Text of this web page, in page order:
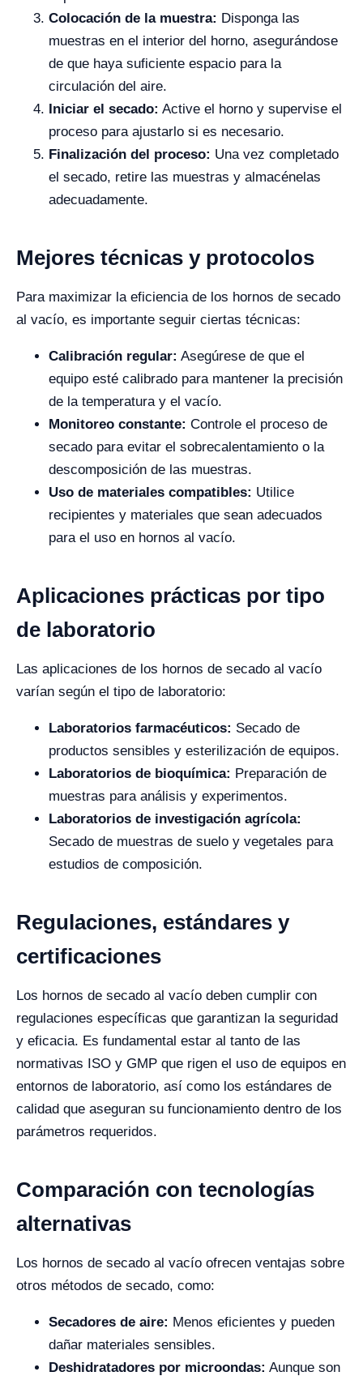
Colocación de la muestra: Disponga las
muestras en el interior del horno, asegurándose
de que haya suficiente espacio para la
circulación del aire.
Iniciar el secado: Active el horno y supervise el
proceso para ajustarlo si es necesario.
Finalización del proceso: Una vez completado
el secado, retire las muestras y almacénelas
adecuadamente.
Mejores técnicas y protocolos
Para maximizar la eficiencia de los hornos de secado
al vacío, es importante seguir ciertas técnicas:
Calibración regular: Asegúrese de que el
equipo esté calibrado para mantener la precisión
de la temperatura y el vacío.
Monitoreo constante: Controle el proceso de
secado para evitar el sobrecalentamiento o la
descomposición de las muestras.
Uso de materiales compatibles: Utilice
recipientes y materiales que sean adecuados
para el uso en hornos al vacío.
Aplicaciones prácticas por tipo
de laboratorio
Las aplicaciones de los hornos de secado al vacío
varían según el tipo de laboratorio:
Laboratorios farmacéuticos: Secado de
productos sensibles y esterilización de equipos.
Laboratorios de bioquímica: Preparación de
muestras para análisis y experimentos.
Laboratorios de investigación agrícola:
Secado de muestras de suelo y vegetales para
estudios de composición.
Regulaciones, estándares y
certificaciones
Los hornos de secado al vacío deben cumplir con
regulaciones específicas que garantizan la seguridad
y eficacia. Es fundamental estar al tanto de las
normativas ISO y GMP que rigen el uso de equipos en
entornos de laboratorio, así como los estándares de
calidad que aseguran su funcionamiento dentro de los
parámetros requeridos.
Comparación con tecnologías
alternativas
Los hornos de secado al vacío ofrecen ventajas sobre
otros métodos de secado, como:
Secadores de aire: Menos eficientes y pueden
dañar materiales sensibles.
Deshidratadores por microondas: Aunque son